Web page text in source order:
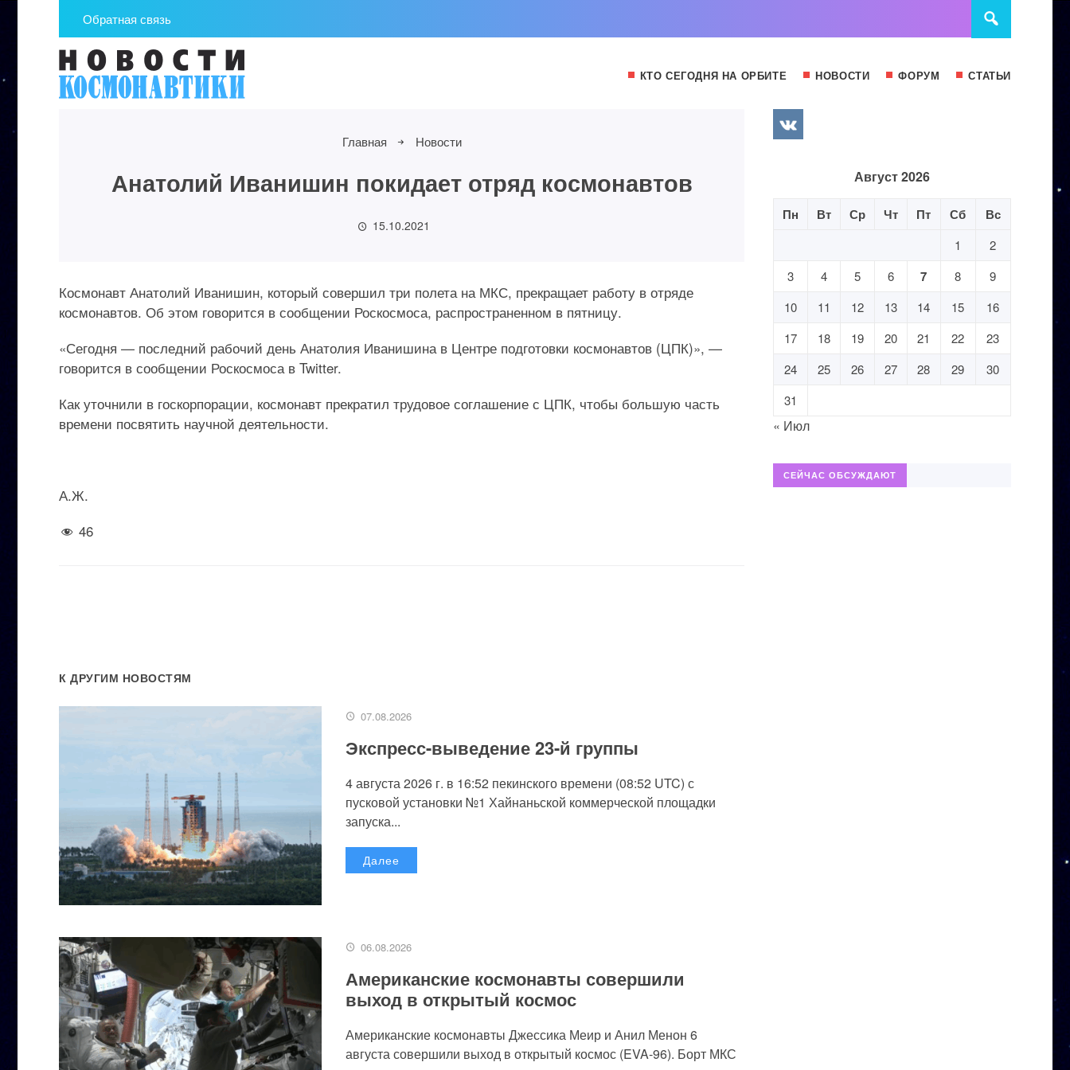
Обратная связь
КТО СЕГОДНЯ НА ОРБИТЕ НОВОСТИ ФОРУМ СТАТЬИ
Главная Новости
Анатолий Иванишин покидает отряд космонавтов
15.10.2021
Космонавт Анатолий Иванишин, который совершил три полета на МКС, прекращает работу в отряде
космонавтов. Об этом говорится в сообщении Роскосмоса, распространенном в пятницу.
«Сегодня — последний рабочий день Анатолия Иванишина в Центре подготовки космонавтов (ЦПК)», —
говорится в сообщении Роскосмоса в Twitter.
Как уточнили в госкорпорации, космонавт прекратил трудовое соглашение с ЦПК, чтобы большую часть
времени посвятить научной деятельности.
А.Ж.
46
К ДРУГИМ НОВОСТЯМ
07.08.2026
Экспресс-выведение 23-й группы
4 августа 2026 г. в 16:52 пекинского времени (08:52 UTC) с
пусковой установки №1 Хайнаньской коммерческой площадки
запуска...
Далее
06.08.2026
Американские космонавты совершили
выход в открытый космос
Американские космонавты Джессика Меир и Анил Менон 6
августа совершили выход в открытый космос (EVA-96). Борт МКС
Август 2026
Пн Вт Ср Чт Пт Сб Вс
1
2
3
4 5 6 7 8
9
10
11 12 13 14 15
16
17
18 19 20 21 22
23
24
25 26 27 28 29
30
31
« Июл
СЕЙЧАС ОБСУЖДАЮТ